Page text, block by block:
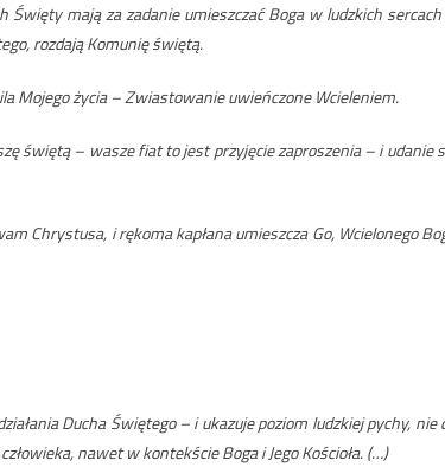
Święty mają za zadanie umieszczać Boga w ludzkich
rozdają Komunię świętą.
Mojego życia – Zwiastowanie uwieńczone Wcieleniem.
świętą – wasze fiat to jest przyjęcie zaproszenia – i udanie
Chrystusa, i rękoma kapłana umieszcza Go, Wcielonego
Ducha Świętego – i ukazuje poziom ludzkiej pychy, nie
nawet w kontekście Boga i Jego Kościoła. (…)